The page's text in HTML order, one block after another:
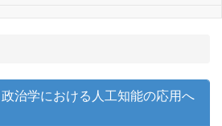
政治学における人工知能の応用へ